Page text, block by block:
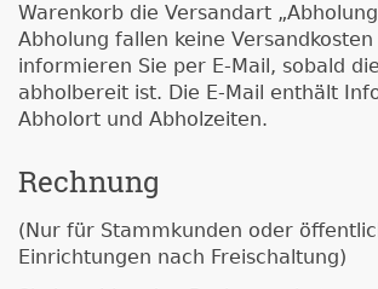
Warenkorb die Versandart
Abholung fallen keine
informieren Sie per E-Mail, sobald
abholbereit ist. Die E-Mail enthält
Abholort und Abholzeiten.
Rechnung
(Nur für Stammkunden oder
Einrichtungen nach Freischaltung)